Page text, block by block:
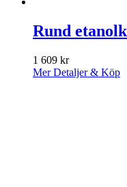
Rund
1 609 kr
Mer Detaljer & Köp